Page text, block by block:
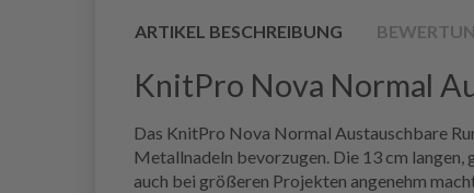
ARTIKEL BESCHREIBUNG
KnitPro Nova Normal
Das KnitPro Nova Normal Austauschbare
Metallnadeln bevorzugen. Die 13 cm langen,
auch bei größeren Projekten angenehm